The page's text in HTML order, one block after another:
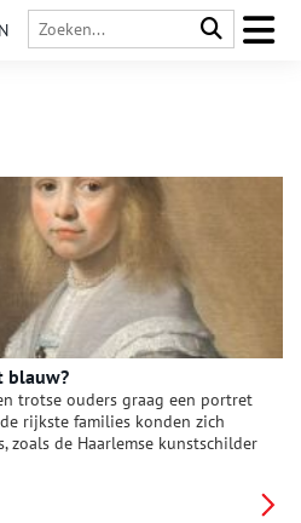
blauw?
trotse ouders graag een portret
rijkste families konden zich
zoals de Haarlemse kunstschilder